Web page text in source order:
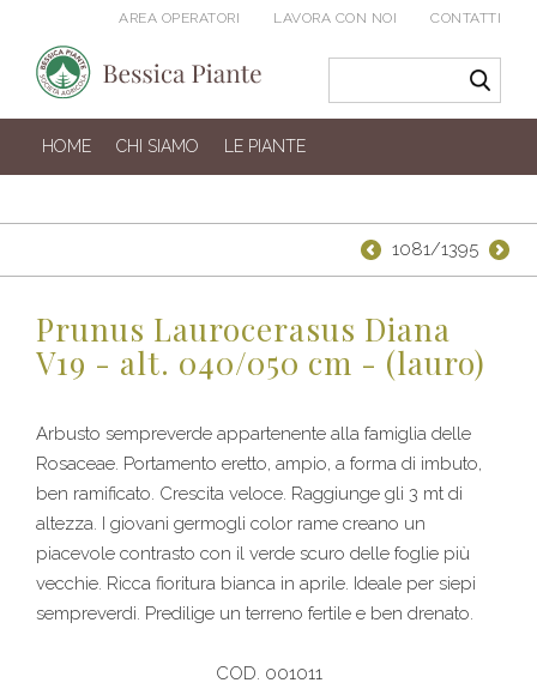
AREA OPERATORI LAVORA CON NOI CONTATTI
HOME CHI SIAMO LE PIANTE
1081/1395
Prunus Laurocerasus Diana
V19 - alt. 040/050 cm - (lauro)
Arbusto sempreverde appartenente alla famiglia delle
Rosaceae. Portamento eretto, ampio, a forma di imbuto,
ben ramificato. Crescita veloce. Raggiunge gli 3 mt di
altezza. I giovani germogli color rame creano un
piacevole contrasto con il verde scuro delle foglie più
vecchie. Ricca fioritura bianca in aprile. Ideale per siepi
sempreverdi. Predilige un terreno fertile e ben drenato.
COD. 001011